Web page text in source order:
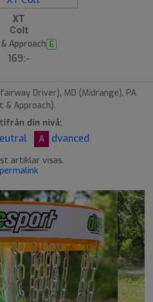
XT
Colt
Approach E
169:-
Driver), MD (Midrange), PA
& Approach).
din nivå:
eutral A dvanced
artiklar visas.
permalink